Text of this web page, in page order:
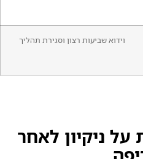
וידוא שביעות רצון וסגירת תהליך
ניקיון לאחר